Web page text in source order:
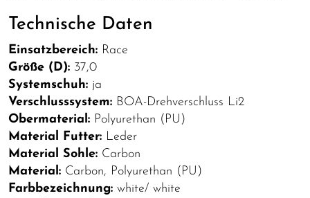
Technische Daten
Einsatzbereich: Race
Größe (D): 37,0
Systemschuh: ja
Verschlusssystem: BOA-Drehverschluss Li2
Obermaterial: Polyurethan (PU)
Material Futter: Leder
Material Sohle: Carbon
Material: Carbon, Polyurethan (PU)
Farbbezeichnung: white/ white